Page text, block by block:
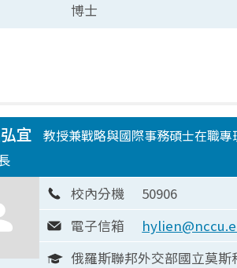
博士
宜
教授兼戰略與國際事務碩士在職專
校內分機
50906
電子信箱
俄羅斯聯邦外交部國立莫斯